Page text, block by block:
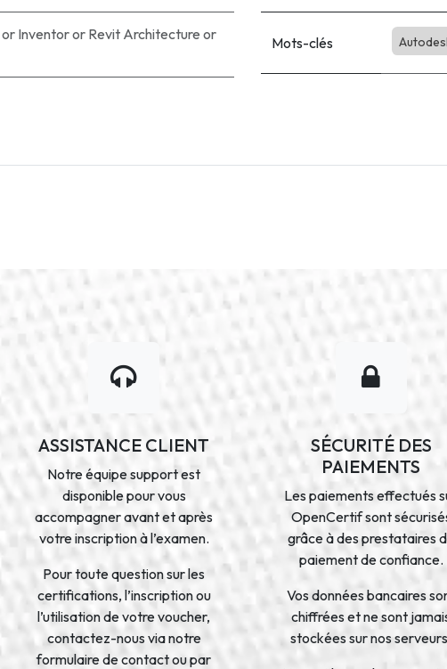
or Inventoror Revit Architecture or
Mots-clés
ASSISTANCE CLIENT
Notre équipe support est
disponible pour vous
accompagner avant et après
votre inscription à l’examen.
Pour toute question sur les
certifications, l’inscription ou
l’utilisation de votre voucher,
contactez-nous via notre
formulaire de contact ou par
SÉCURITÉ DES
PAIEMENTS
Les paiements effectués
OpenCertif sont
grâce à des prestataires
paiement de confiance.
Vos données bancaires
chiffrées et ne sont
stockées sur nos